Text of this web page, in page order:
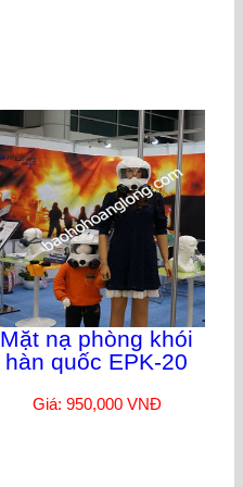
Mặt nạ phòng khói
hàn quốc EPK-20
Giá: 950,000 VNĐ